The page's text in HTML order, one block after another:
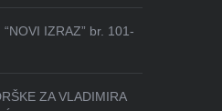
“NOVI IZRAZ” br. 101-
ZA VLADIMIRA